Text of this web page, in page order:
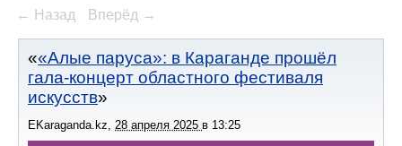
← Назад Вперёд →
«Алые паруса»: в Караганде прошёл
гала-концерт областного фестиваля
искусств
EKaraganda.kz, 28 апреля 2025 в 13:25